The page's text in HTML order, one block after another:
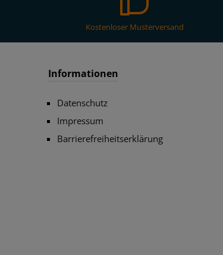
Kostenloser Musterversand
Informationen
Datenschutz
Impressum
Barrierefreiheitserklärung